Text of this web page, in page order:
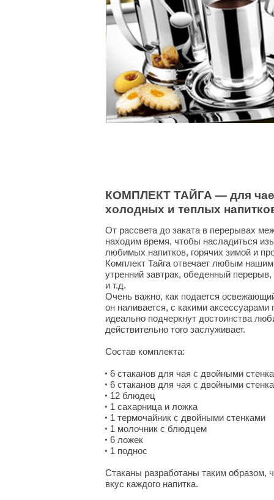
КОМПЛЕКТ ТАЙГА — для
холодных и теплых
От рассвета до заката в перерывах
находим время, чтобы насладиться
любимых напитков, горячих зимой и
Комплект Тайга отвечает любым
утренний завтрак, обеденный перерыв,
и т.д.
Очень важно, как подается
он наливается, с какими
идеально подчеркнут достоинства
действительно того заслуживает.
Состав комплекта:
6 стаканов для чая с двойными
6 стаканов для чая с двойными
12 блюдец
1 сахарница и ложка
1 термочайник с двойными стенками
1 молочник с блюдцем
6 ложек
1 поднос
Стаканы разработаны таким образом,
вкус каждого напитка.